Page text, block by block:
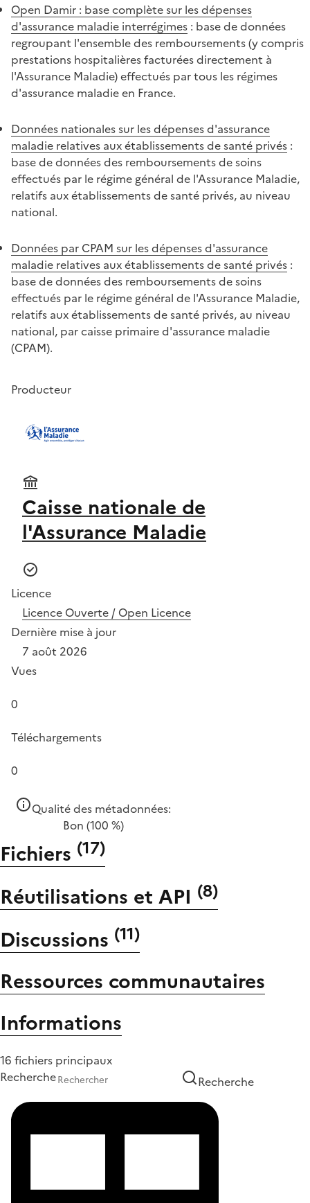
Open Damir : base complète sur les dépenses
d'assurance maladie interrégimes : base de données
regroupant l'ensemble des remboursements (y compris
prestations hospitalières facturées directement à
l'Assurance Maladie) effectués par tous les régimes
d'assurance maladie en France.
Données nationales sur les dépenses d'assurance
maladie relatives aux établissements de santé privés :
base de données des remboursements de soins
effectués par le régime général de l'Assurance Maladie,
relatifs aux établissements de santé privés, au niveau
national.
Données par CPAM sur les dépenses d'assurance
maladie relatives aux établissements de santé privés :
base de données des remboursements de soins
effectués par le régime général de l'Assurance Maladie,
relatifs aux établissements de santé privés, au niveau
national, par caisse primaire d'assurance maladie
(CPAM).
Producteur
Caisse nationale de
l'Assurance Maladie
Licence
Licence Ouverte / Open Licence
Dernière mise à jour
7 août 2026
Vues
0
Téléchargements
0
Qualité des métadonnées:
Bon (100 %)
Fichiers (17)
Réutilisations et API (8)
Discussions (11)
Ressources communautaires
Informations
16 fichiers principaux
Recherche
Recherche